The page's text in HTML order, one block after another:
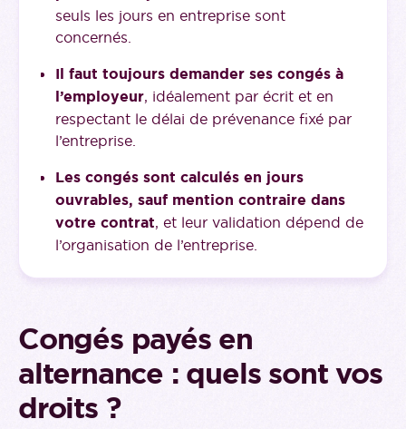
seuls les jours en entreprise sont
concernés.
Il faut toujours demander ses congés à
l’employeur, idéalement par écrit et en
respectant le délai de prévenance fixé par
l’entreprise.
Les congés sont calculés en jours
ouvrables, sauf mention contraire dans
votre contrat, et leur validation dépend de
l’organisation de l’entreprise.
Congés payés en
alternance : quels sont vos
droits ?